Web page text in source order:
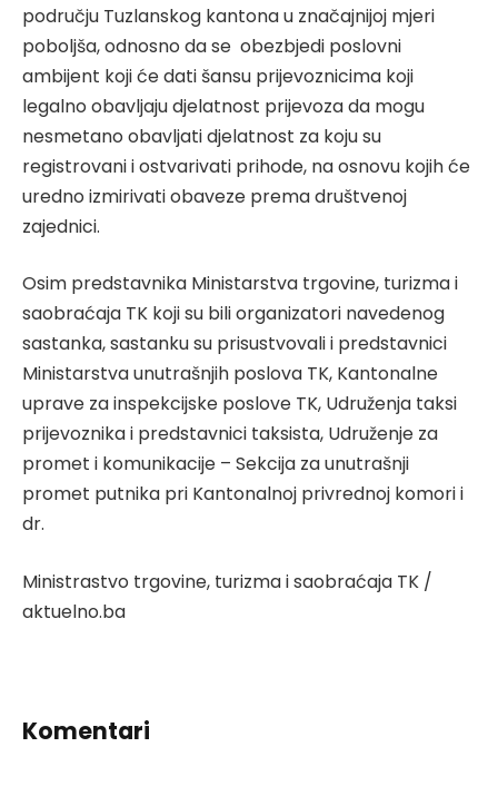
području Tuzlanskog kantona u značajnijoj mjeri
poboljša, odnosno da se obezbjedi poslovni
ambijent koji će dati šansu prijevoznicima koji
legalno obavljaju djelatnost prijevoza da mogu
nesmetano obavljati djelatnost za koju su
registrovani i ostvarivati prihode, na osnovu kojih će
uredno izmirivati obaveze prema društvenoj
zajednici.
Osim predstavnika Ministarstva trgovine, turizma i
saobraćaja TK koji su bili organizatori navedenog
sastanka, sastanku su prisustvovali i predstavnici
Ministarstva unutrašnjih poslova TK, Kantonalne
uprave za inspekcijske poslove TK, Udruženja taksi
prijevoznika i predstavnici taksista, Udruženje za
promet i komunikacije – Sekcija za unutrašnji
promet putnika pri Kantonalnoj privrednoj komori i
dr.
Ministrastvo trgovine, turizma i saobraćaja TK /
aktuelno.ba
Komentari